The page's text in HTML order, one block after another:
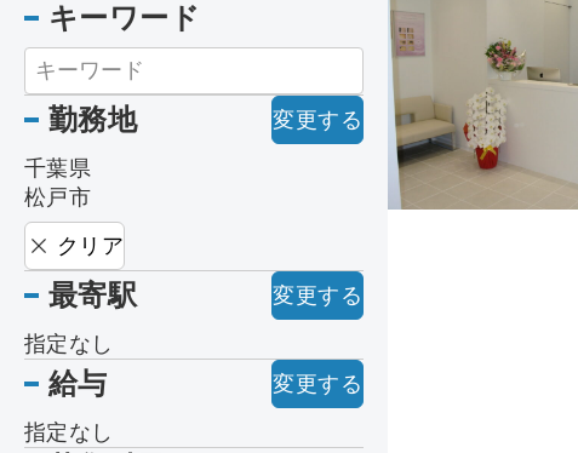
キーワード
勤務地
変更する
千葉県
松戸市
クリア
最寄駅
変更する
指定なし
給与
変更する
指定なし